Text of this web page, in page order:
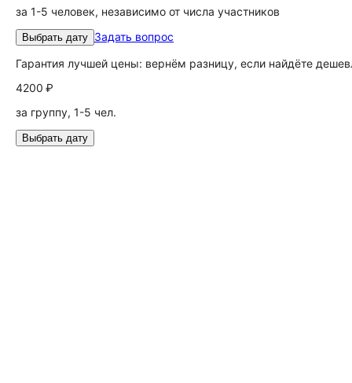
за 1-5 человек, независимо от числа участников
Выбрать дату Задать вопрос
Гарантия лучшей цены: вернём разницу, если найдёте
4200 ₽
за группу, 1-5 чел.
Выбрать дату